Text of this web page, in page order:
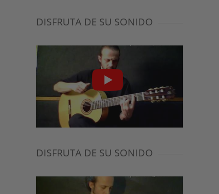
DISFRUTA DE SU SONIDO
DISFRUTA DE SU SONIDO